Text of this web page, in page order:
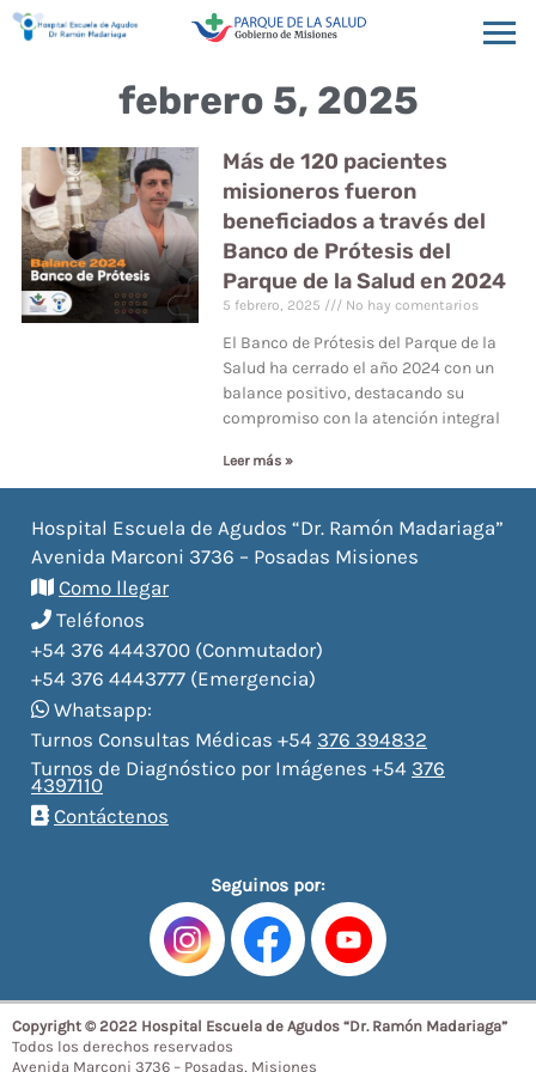
febrero 5, 2025
Más de 120 pacientes
misioneros fueron
beneficiados a través del
Banco de Prótesis del
Parque de la Salud en 2024
5 febrero, 2025 No hay comentarios
El Banco de Prótesis del Parque de la
Salud ha cerrado el año 2024 con un
balance positivo, destacando su
compromiso con la atención integral
Leer más »
Hospital Escuela de Agudos “Dr. Ramón Madariaga”
Avenida Marconi 3736 – Posadas Misiones
Como llegar
Teléfonos
+54 376 4443700 (Conmutador)
+54 376 4443777 (Emergencia)
Whatsapp:
Turnos Consultas Médicas +54 376 394832
Turnos de Diagnóstico por Imágenes +54 376
4397110
Contáctenos
Seguinos por:
Copyright © 2022 Hospital Escuela de Agudos “Dr. Ramón Madariaga”
Todos los derechos reservados
Avenida Marconi 3736 – Posadas, Misiones